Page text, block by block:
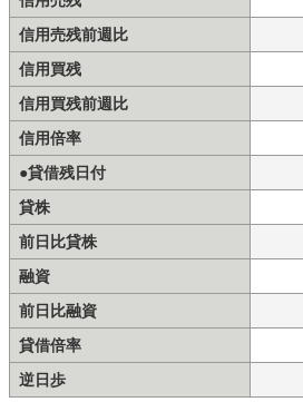
信用売残前週比
信用買残
信用買残前週比
信用倍率
●貸借残日付
貸株
前日比貸株
融資
前日比融資
貸借倍率
逆日歩